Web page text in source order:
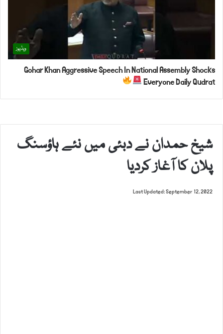
ویڈیوز
Gohar Khan Aggressive Speech In National Assembly Shocks
Everyone Daily Qudrat